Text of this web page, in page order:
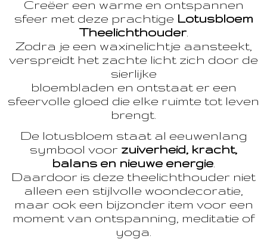
Creëer een warme en ontspannen
sfeer met deze prachtige Lotusbloem
Theelichthouder.
Zodra je een waxinelichtje aansteekt,
verspreidt het zachte licht zich door de
sierlijke
bloembladen en ontstaat er een
sfeervolle gloed die elke ruimte tot leven
brengt.
De lotusbloem staat al eeuwenlang
symbool voor zuiverheid, kracht,
balans en nieuwe energie
Daardoor is deze theelichthouder niet
alleen een stijlvolle woondecoratie,
maar ook een bijzonder item voor een
moment van ontspanning, meditatie of
yoga.